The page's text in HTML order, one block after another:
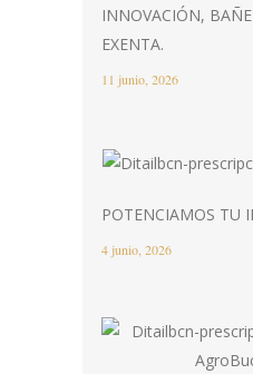
INNOVACIÓN,
EXENTA.
11 junio, 2026
POTENCIAMOS TU
4 junio, 2026